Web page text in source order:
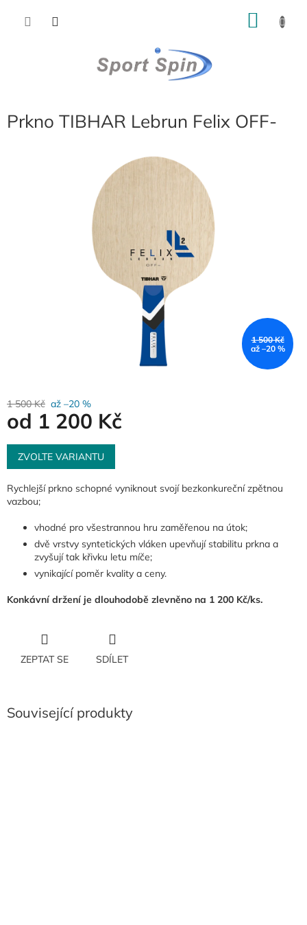
Prkno TIBHAR Lebrun Felix OFF-
1 500 Kč
až –20 %
1 500 Kč až –20 %
od 1 200 Kč
Měrná
cena:
ZVOLTE VARIANTU
Rychlejší prkno schopné vyniknout svojí bezkonkureční zpětnou
vazbou;
vhodné pro všestrannou hru zaměřenou na útok;
dvě vrstvy syntetických vláken upevňují stabilitu prkna a
zvyšují tak křivku letu míče;
vynikající poměr kvality a ceny.
Konkávní držení je dlouhodobě zlevněno na 1 200 Kč/ks.
ZEPTAT SE SDÍLET
Související produkty